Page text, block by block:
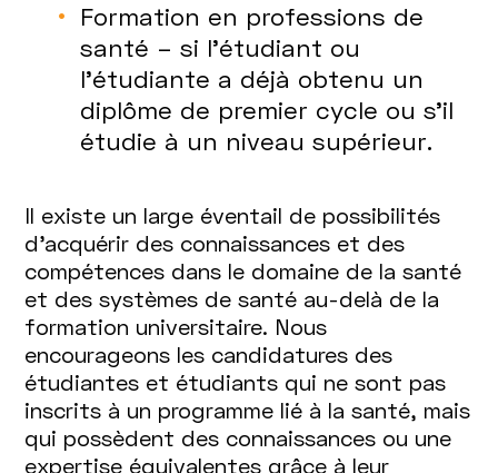
Formation en professions de
santé – si l’étudiant ou
l’étudiante a déjà obtenu un
diplôme de premier cycle ou s’il
étudie à un niveau supérieur.
Il existe un large éventail de possibilités
d’acquérir des connaissances et des
compétences dans le domaine de la santé
et des systèmes de santé au-delà de la
formation universitaire. Nous
encourageons les candidatures des
étudiantes et étudiants qui ne sont pas
inscrits à un programme lié à la santé, mais
qui possèdent des connaissances ou une
expertise équivalentes grâce à leur